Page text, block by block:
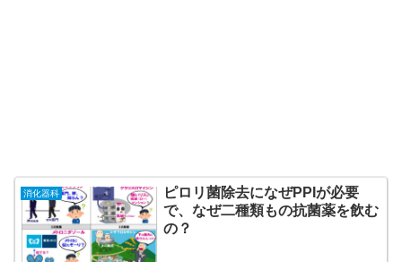
消化器科
ピロリ菌除去になぜPPIが必要
で、なぜ二種類もの抗菌薬を飲む
の？